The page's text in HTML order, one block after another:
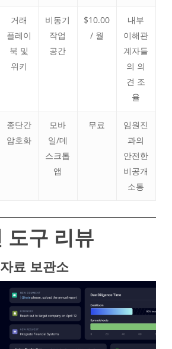
거래
플레이
북 및
위키
비동기
작업
공간
$10.00
/ 월
내부
이해관
계자들
의 의
견 조
율
종단간
암호화
모바
일/데
스크톱
앱
무료
임원진
과의
안전한
비공개
소통
도구 리뷰
료 보관소